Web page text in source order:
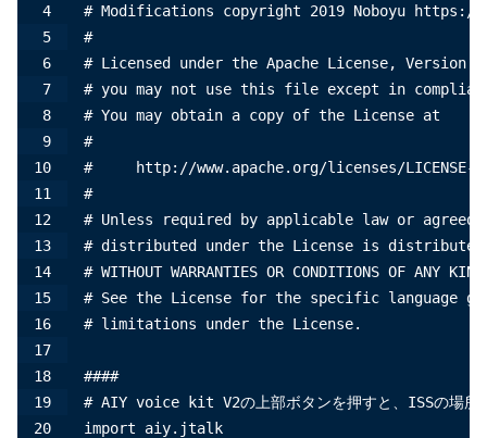
# Modifications copyright 2019 Noboyu https://
#
# Licensed under the Apache License,
# you may not use this file except in
# You may obtain a copy of the License at
#
#     http://www.apache.org/licenses/LICENSE-
#
# Unless required by applicable law or
# distributed under the License is distributed
# WITHOUT WARRANTIES OR CONDITIONS OF
# See the License for the specific language
# limitations under the License.
####
# AIY voice kit V2の上部ボタンを押すと、ISSの場所
import aiy.jtalk